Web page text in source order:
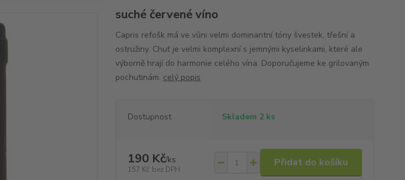
suché červené víno
Capris refošk má ve vůni velmi dominantní tóny švestek, třešní a
ostružiny. Chuť je velmi komplexní s jemnými kyselinkami, které ale
výborně hrají do harmonie celého vína. Doporučujeme ke grilovaným
pochutinám. celý popis
Dostupnost Skladem 2 ks
190 Kč/ks
157 Kč bez DPH
Přidat do košíku